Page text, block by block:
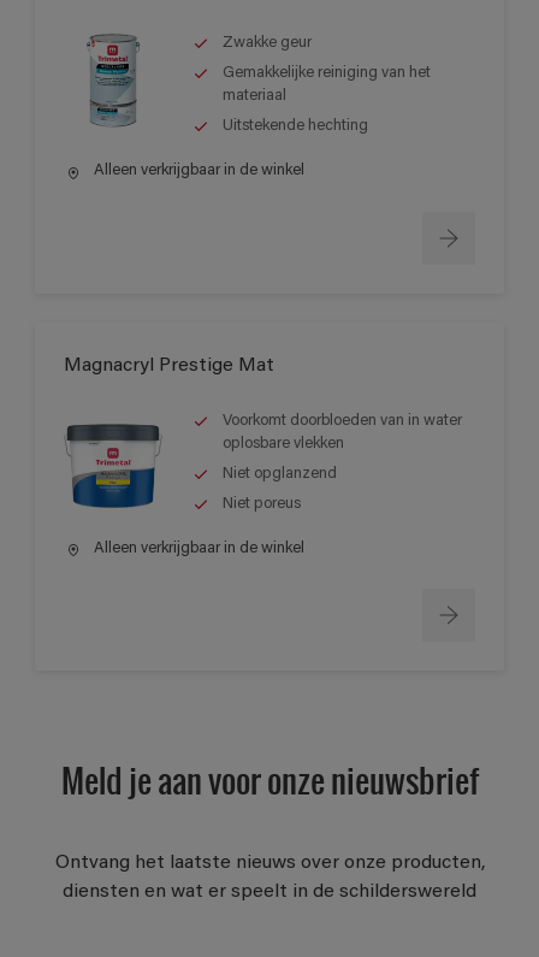
Zwakke geur
Gemakkelijke reiniging van het
materiaal
Uitstekende hechting
Alleen verkrijgbaar in de winkel
Magnacryl Prestige Mat
Voorkomt doorbloeden van in water
oplosbare vlekken
Niet opglanzend
Niet poreus
Alleen verkrijgbaar in de winkel
Meld je aan voor onze nieuwsbrief
Ontvang het laatste nieuws over onze producten,
diensten en wat er speelt in de schilderswereld